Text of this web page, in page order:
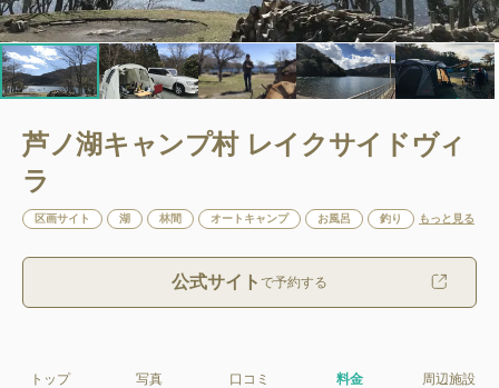
芦ノ湖キャンプ村 レイクサイドヴィ
ラ
区画サイト 湖 林間 オートキャンプ お風呂 釣り もっと見る
公式サイト で予約する
トップ 写真 口コミ 料金 周辺施設